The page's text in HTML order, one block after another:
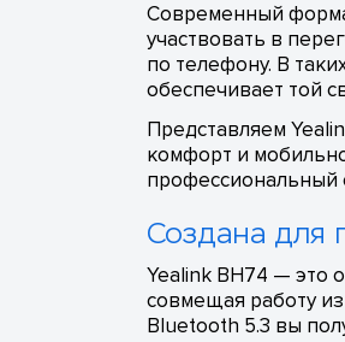
Современный
участвовать в
по телефону. В
обеспечивает той
Представляем
комфорт и
профессиональный
Создана для
Yealink BH74 — это
совмещая работу
Bluetooth 5.3 вы